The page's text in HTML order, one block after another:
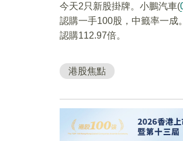
今天2只新股掛牌。小鵬汽車(
認購一手100股，中籤率一成
認購112.97倍。
港股焦點